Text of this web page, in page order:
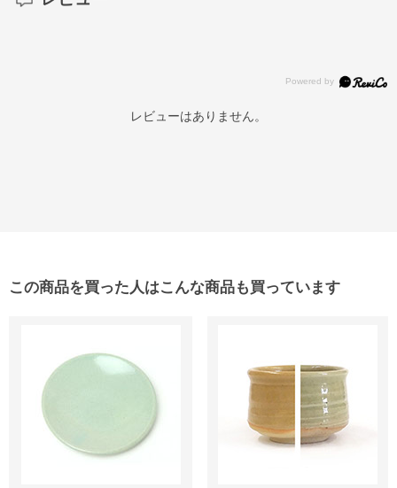
レビューはありません。
この商品を買った人はこんな商品も買っています